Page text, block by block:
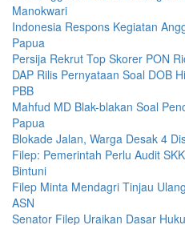
Manokwari
Indonesia Respons Kegiatan
Papua
Persija Rekrut Top Skorer PON
DAP Rilis Pernyataan Soal DOB
PBB
Mahfud MD Blak-blakan Soal
Papua
Blokade Jalan, Warga Desak 4
Filep: Pemerintah Perlu Audit
Bintuni
Filep Minta Mendagri Tinjau
ASN
Senator Filep Uraikan Dasar